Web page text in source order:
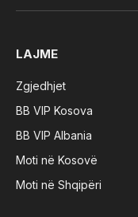
LAJME
Zgjedhjet
BB VIP Kosova
BB VIP Albania
Moti në Kosovë
Moti në Shqipëri